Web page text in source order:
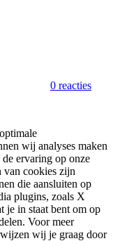
0 reacties
wij analyses maken
ervaring op onze
van cookies zijn
die aansluiten op
plugins, zoals X
je in staat bent om op
Voor meer
wij je graag door